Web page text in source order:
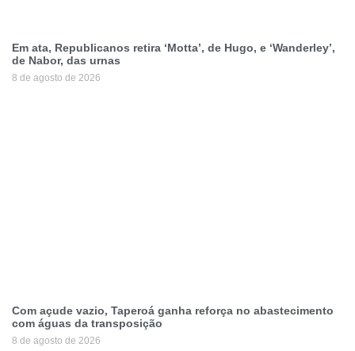
Em ata, Republicanos retira ‘Motta’, de Hugo, e ‘Wanderley’,
de Nabor, das urnas
8 de agosto de 2026
Com açude vazio, Taperoá ganha reforça no abastecimento
com águas da transposição
8 de agosto de 2026